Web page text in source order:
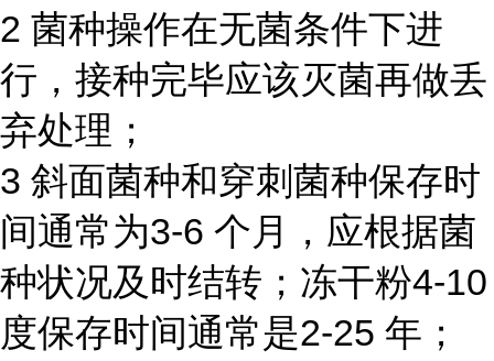
2 菌种操作在无菌条件下进
行，接种完毕应该灭菌再做丢
弃处理；
3 斜面菌种和穿刺菌种保存时
间通常为3-6 个月，应根据菌
种状况及时结转；冻干粉4-10
度保存时间通常是2-25 年；